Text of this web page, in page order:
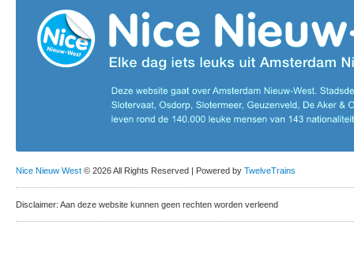
Nice Nieuw West © 2026 All Rights Reserved | Powered by TwelveTrains
Disclaimer: Aan deze website kunnen geen rechten worden verleend